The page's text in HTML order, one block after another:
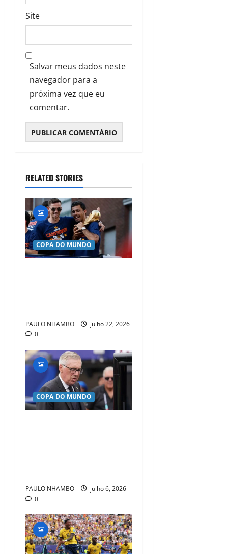
Site
Salvar meus dados neste
navegador para a
próxima vez que eu
comentar.
RELATED STORIES
COPA DO MUNDO
PAULO NHAMBO
julho 22, 2026
0
COPA DO MUNDO
PAULO NHAMBO
julho 6, 2026
0